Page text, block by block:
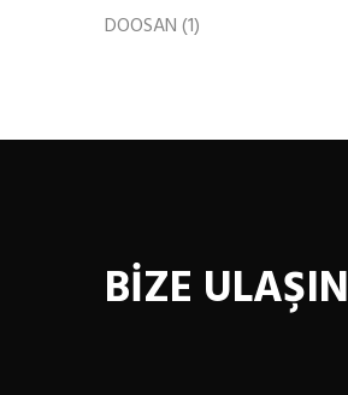
DOOSAN(1)
BİZE ULAŞIN